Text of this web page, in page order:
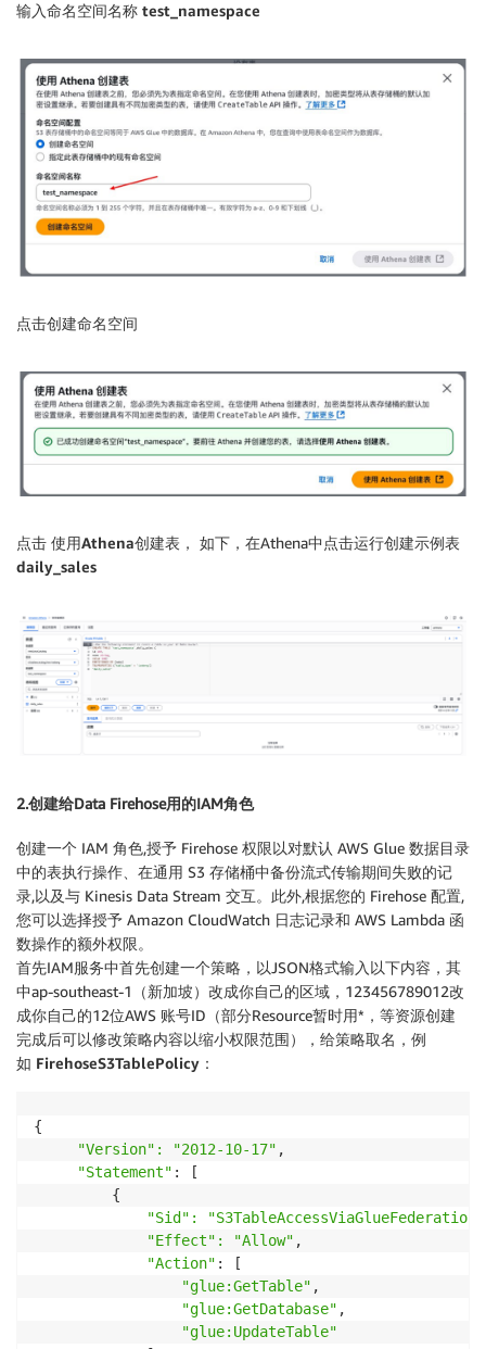
输入命名空间名称 test_namespace
点击创建命名空间
点击 使用Athena创建表， 如下，在Athena中点击运行创建示例表
daily_sales
2.创建给Data Firehose用的IAM角色
创建一个 IAM 角色,授予 Firehose 权限以对默认 AWS Glue 数据目录
中的表执行操作、在通用 S3 存储桶中备份流式传输期间失败的记
录,以及与 Kinesis Data Stream 交互。此外,根据您的 Firehose 配置,
您可以选择授予 Amazon CloudWatch 日志记录和 AWS Lambda 函
数操作的额外权限。
首先IAM服务中首先创建一个策略，以JSON格式输入以下内容，其
中ap-southeast-1（新加坡）改成你自己的区域，123456789012改
成你自己的12位AWS 账号ID（部分Resource暂时用*，等资源创建
完成后可以修改策略内容以缩小权限范围），给策略取名，例
如 FirehoseS3TablePolicy ：
{
"Version": "2012-10-17" ,
"Statement" : [
         {
"Sid": "S3TableAccessViaGlueFederation"
"Effect": "Allow" ,
"Action" : [
"glue:GetTable" ,
"glue:GetDatabase" ,
"glue:UpdateTable"